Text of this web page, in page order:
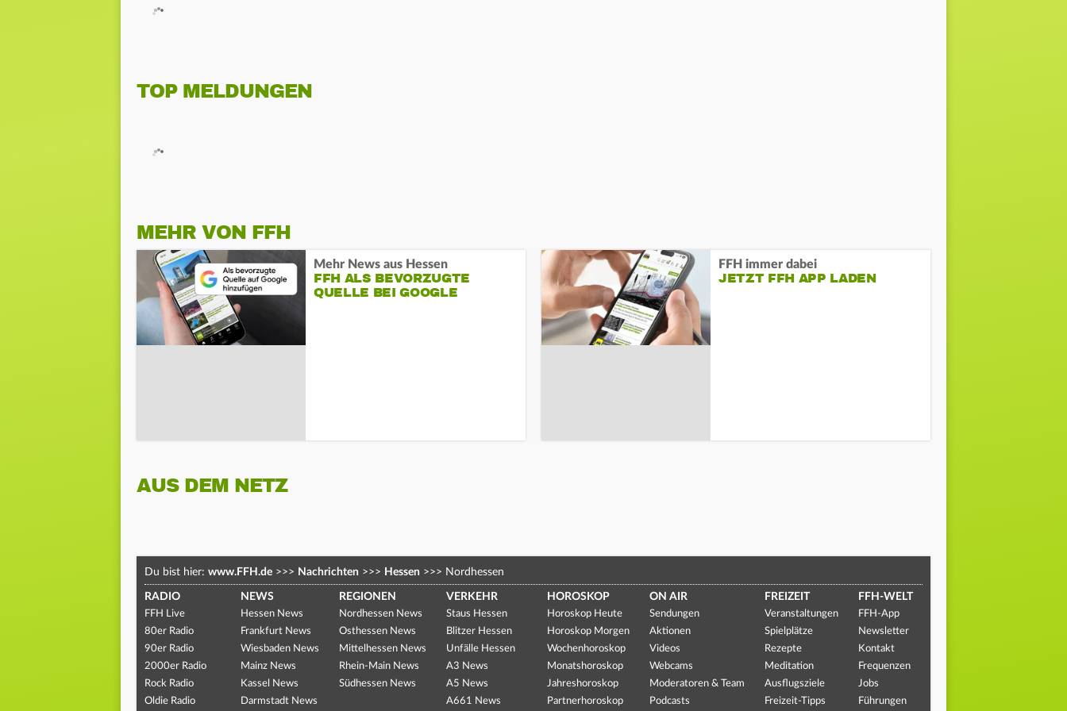
TOP MELDUNGEN
MEHR VON FFH
Mehr News aus Hessen
FFH ALS BEVORZUGTE
QUELLE BEI GOOGLE
FFH immer dabei
JETZT FFH APP LADEN
AUS DEM NETZ
Du bist hier: www.FFH.de >>> Nachrichten >>> Hessen >>> Nordhessen
RADIO
FFH Live
80er Radio
90er Radio
2000er Radio
Rock Radio
Oldie Radio
NEWS
Hessen News
Frankfurt News
Wiesbaden News
Mainz News
Kassel News
Darmstadt News
REGIONEN
Nordhessen News
Osthessen News
Mittelhessen News
Rhein-Main News
Südhessen News
VERKEHR
Staus Hessen
Blitzer Hessen
Unfälle Hessen
A3 News
A5 News
A661 News
HOROSKOP
Horoskop Heute
Horoskop Morgen
Wochenhoroskop
Monatshoroskop
Jahreshoroskop
Partnerhoroskop
ON AIR
Sendungen
Aktionen
Videos
Webcams
Moderatoren & Team
Podcasts
FREIZEIT
Veranstaltungen
Spielplätze
Rezepte
Meditation
Ausflugsziele
Freizeit-Tipps
FFH-WELT
FFH-App
Newsletter
Kontakt
Frequenzen
Jobs
Führungen